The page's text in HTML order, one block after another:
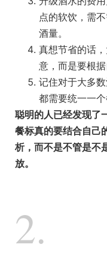
点的软饮，需
酒量。
真想节省的话
意，而是要根据
记住对于大多
都需要统一一个
聪明的人已经发现了
餐标真的要结合自己
析，而不是不管是不
放。
2.